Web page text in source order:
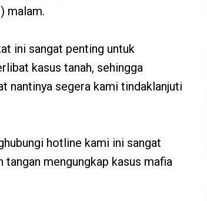
malam.
ini sangat penting untuk
kasus tanah, sehingga
nantinya segera kami tindaklanjuti
hotline kami ini sangat
mengungkap kasus mafia